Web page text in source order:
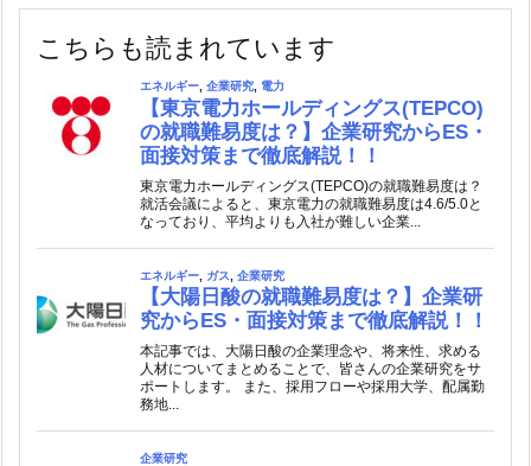
こちらも読まれています